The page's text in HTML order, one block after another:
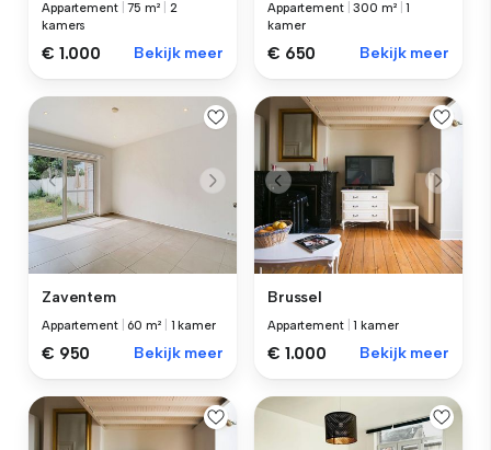
Appartement |75 m²
2
kamers
€ 1.000 Bekijk meer
Appartement |300 m² |1
kamer
€ 650 Bekijk meer
Zaventem
Appartement 60 m² 1 kamer
€ 950 Bekijk meer
Brussel
Appartement |1 kamer
€ 1.000 Bekijk meer